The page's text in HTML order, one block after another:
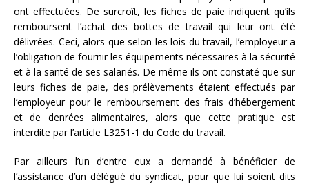
ont effectuées. De surcroît, les fiches de paie indiquent qu’ils
remboursent l’achat des bottes de travail qui leur ont été
délivrées. Ceci, alors que selon les lois du travail, l’employeur a
l’obligation de fournir les équipements nécessaires à la sécurité
et à la santé de ses salariés. De même ils ont constaté que sur
leurs fiches de paie, des prélèvements étaient effectués par
l’employeur pour le remboursement des frais d’hébergement
et de denrées alimentaires, alors que cette pratique est
interdite par l’article L3251-1 du Code du travail.
Par ailleurs l’un d’entre eux a demandé à bénéficier de
l’assistance d’un délégué du syndicat, pour que lui soient dits